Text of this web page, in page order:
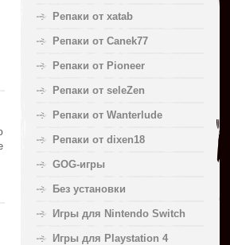
Репаки от xatab
Репаки от Canek77
Репаки от Pioneer
Репаки от seleZen
Репаки от Wanterlude
Репаки от dixen18
GOG-игры
Без установки
Игры для Nintendo Switch
Игры для Playstation 4